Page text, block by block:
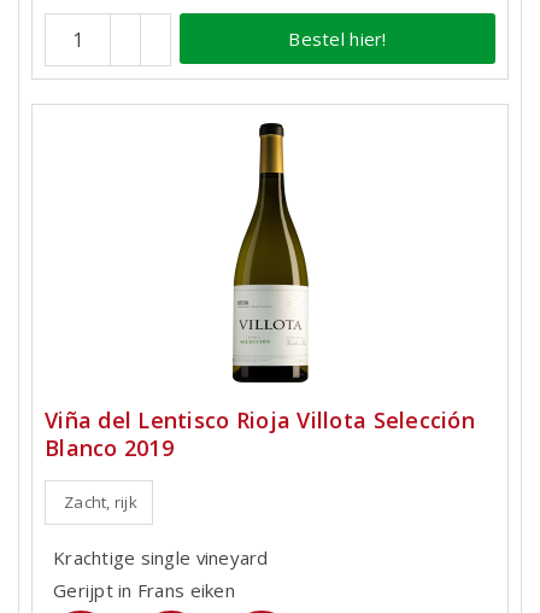
Bestel hier!
Viña del Lentisco Rioja Villota Selección
Blanco 2019
Zacht, rijk
Krachtige single vineyard
Gerijpt in Frans eiken